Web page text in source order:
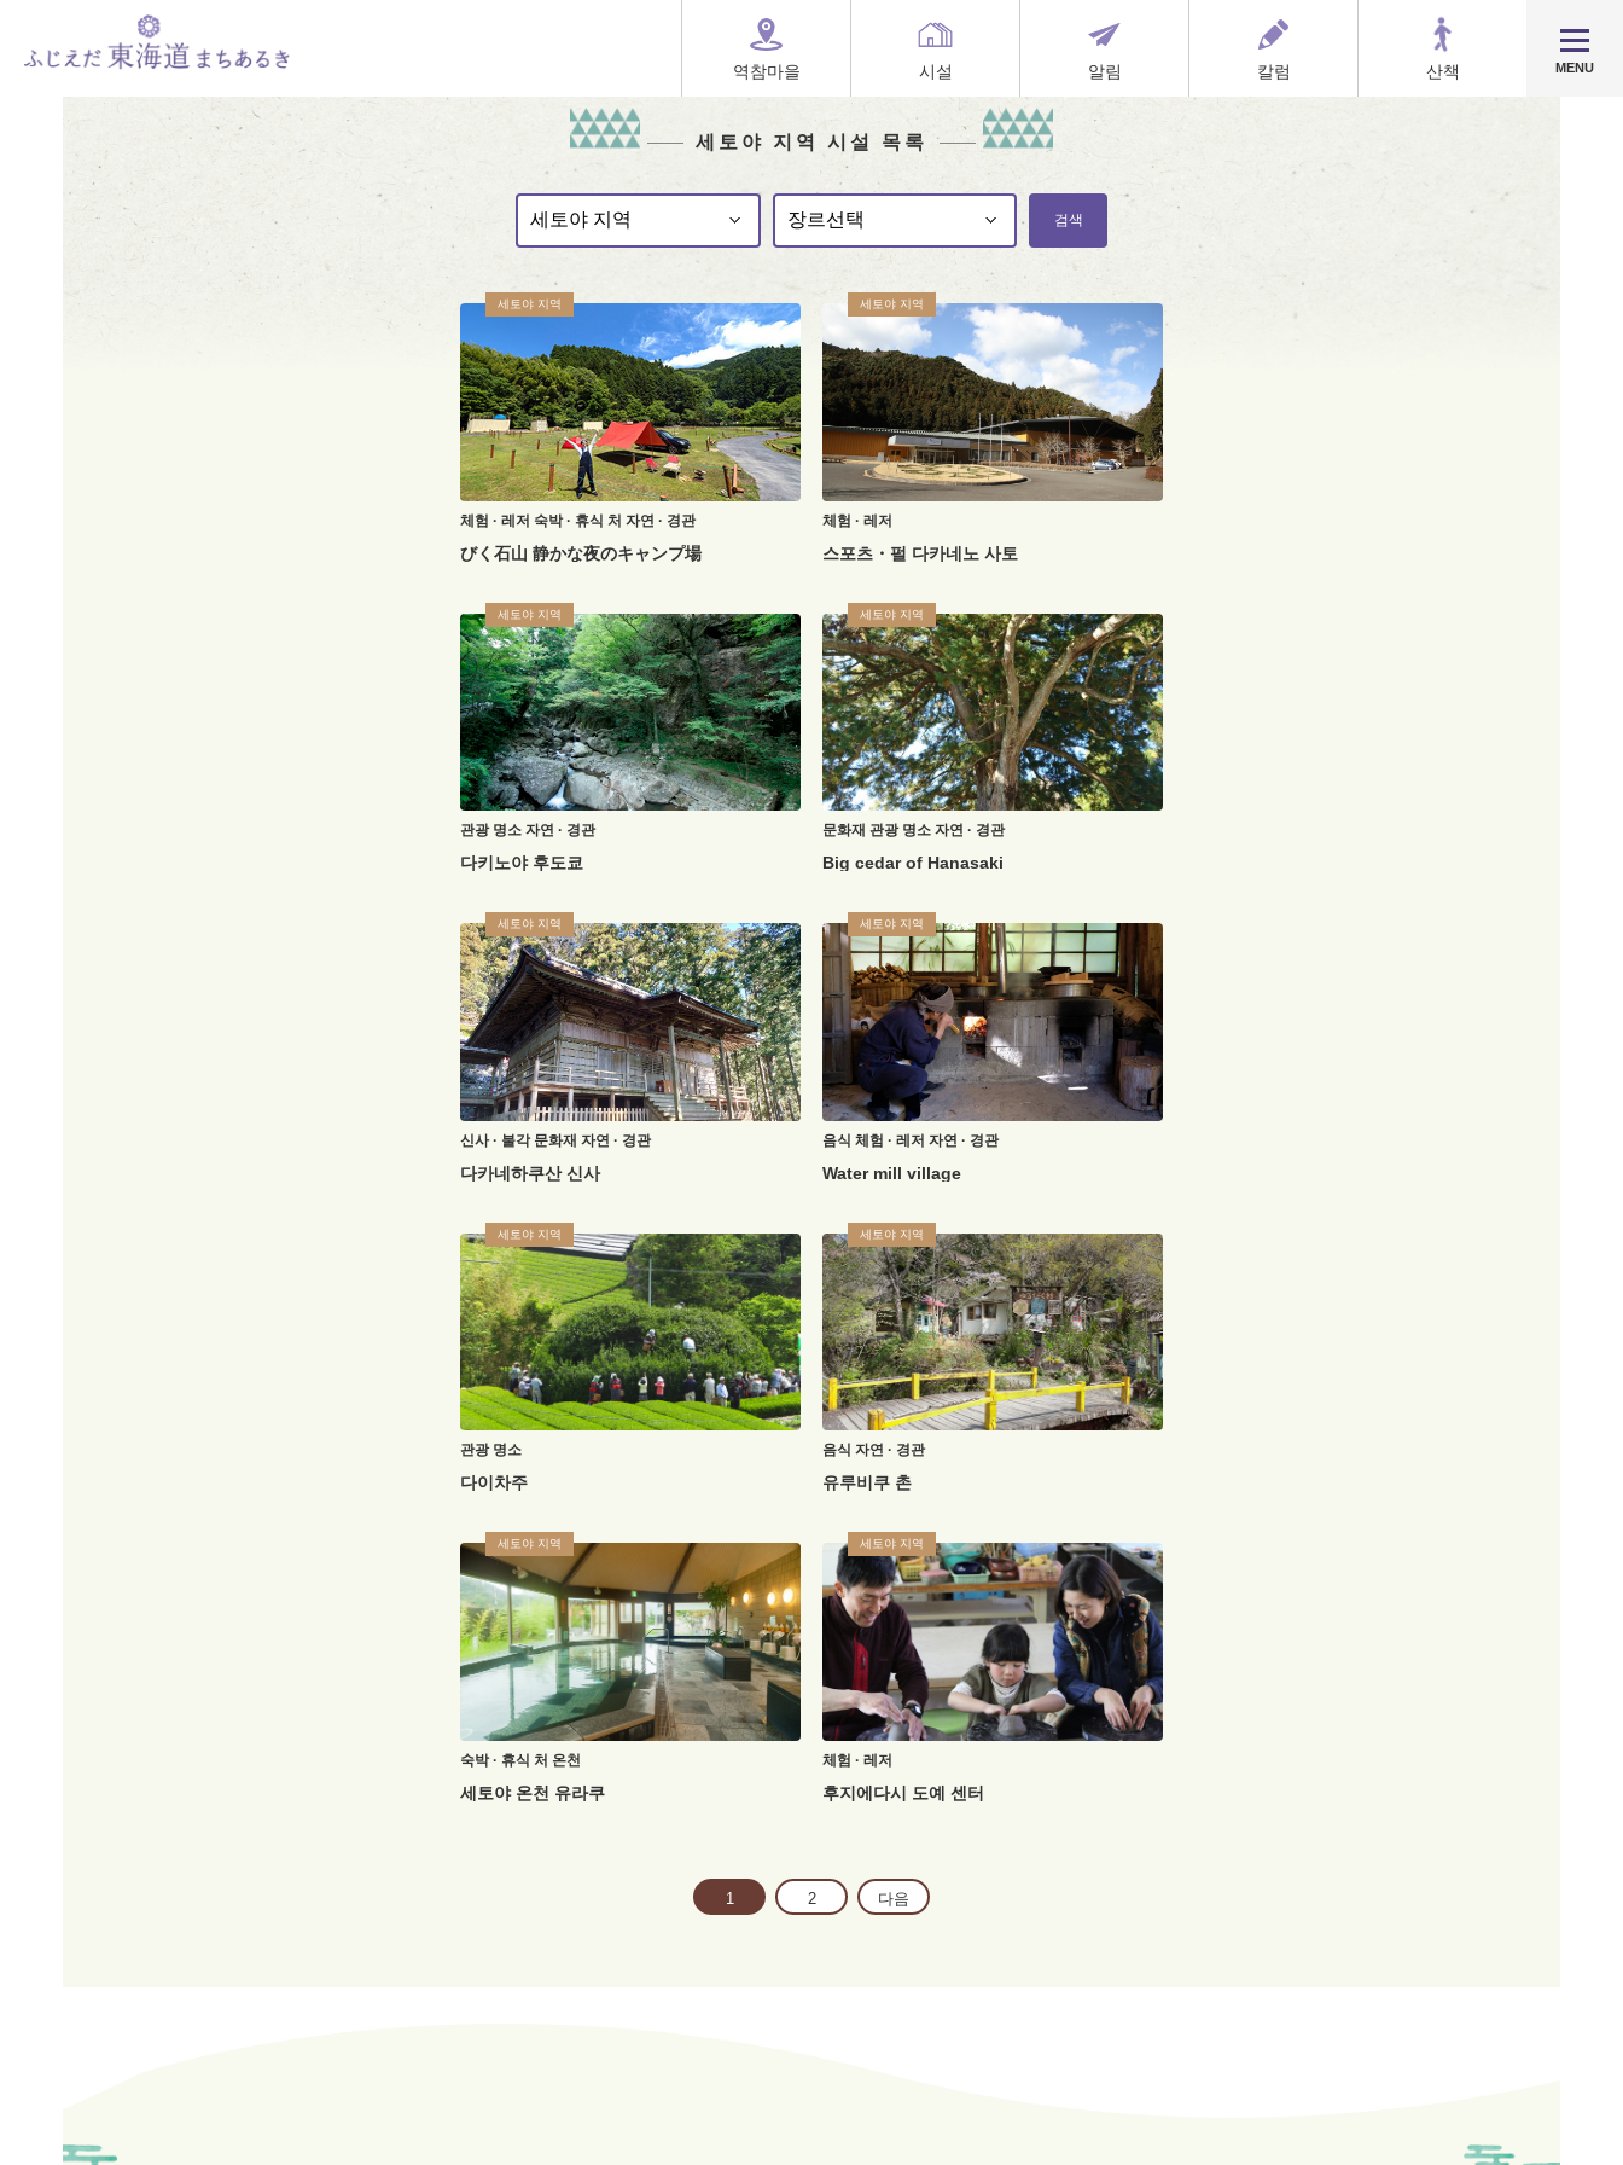
MENU
역참마을 시설 알림 칼럼 산책
세토야 지역 시설 목록
검색
세토야 지역
체험 · 레저 숙박 · 휴식 처 자연 · 경관
びく石山 静かな夜のキャンプ場
세토야 지역
체험 · 레저
스포츠・펄 다카네노 사토
세토야 지역
관광 명소 자연 · 경관
다키노야 후도쿄
세토야 지역
문화재 관광 명소 자연 · 경관
Big cedar of Hanasaki
세토야 지역
신사 · 불각 문화재 자연 · 경관
다카네하쿠산 신사
세토야 지역
음식 체험 · 레저 자연 · 경관
Water mill village
세토야 지역
관광 명소
다이차주
세토야 지역
음식 자연 · 경관
유루비쿠 촌
세토야 지역
숙박 · 휴식 처 온천
세토야 온천 유라쿠
세토야 지역
체험 · 레저
후지에다시 도예 센터
1 2 다음